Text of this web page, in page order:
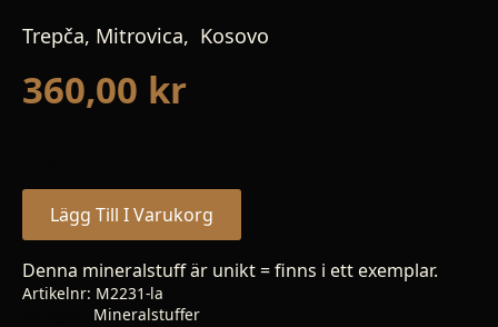
Trepča, Mitrovica, Kosovo
360,00 kr
Lägg Till I Varukorg
Denna mineralstuff är unikt = finns i ett exemplar.
Artikelnr: M2231-la
Mineralstuffer